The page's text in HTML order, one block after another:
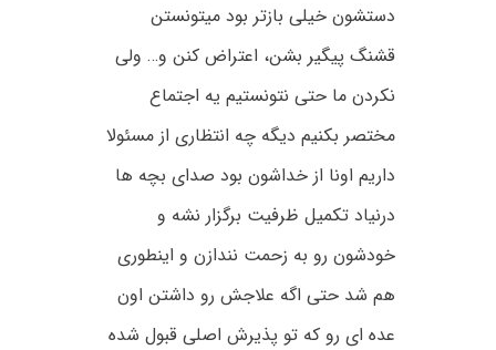
دستشون خیلی بازتر بود میتونستن
قشنگ پیگیر بشن، اعتراض کنن و… ولی
نکردن ما حتی نتونستیم یه اجتماع
مختصر بکنیم دیگه چه انتظاری از مسئولا
داریم اونا از خداشون بود صدای بچه ها
درنیاد تکمیل ظرفیت برگزار نشه و
خودشون رو به زحمت نندازن و اینطوری
هم شد حتی اگه علاجش رو داشتن اون
عده ای رو که تو پذیرش اصلی قبول شده